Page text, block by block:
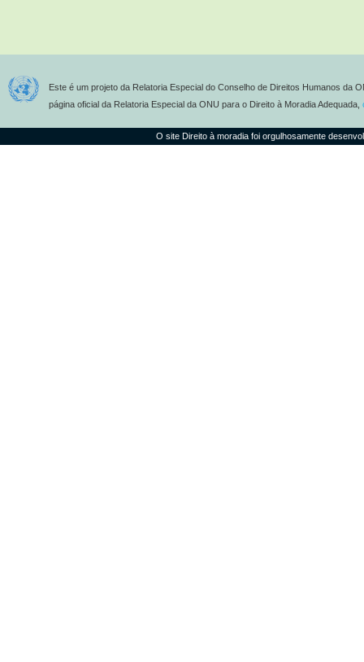
Este é um projeto da Relatoria Especial do Conselho de Direitos Humanos da
página oficial da Relatoria Especial da ONU para o Direito à Moradia Adequada,
O site Direito à moradia foi orgulhosamente